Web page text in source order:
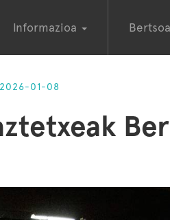
Informazioa
2026-01-08